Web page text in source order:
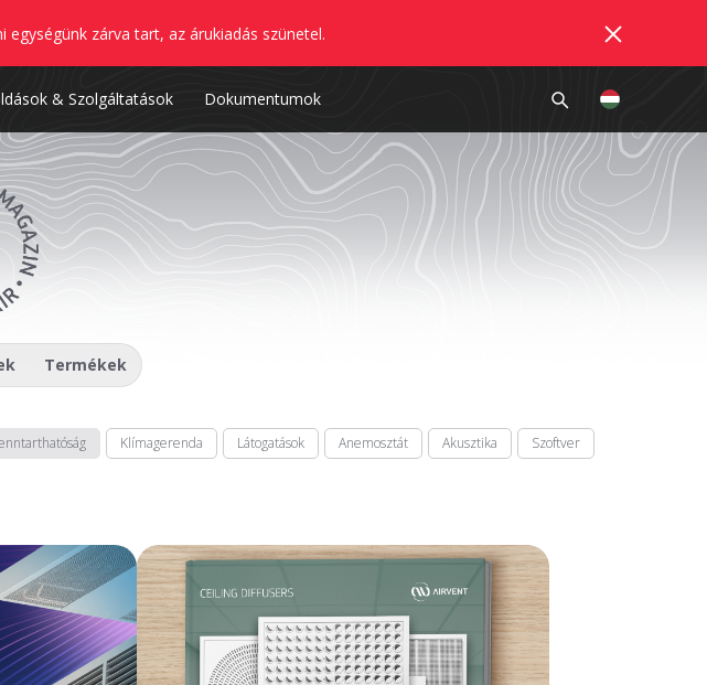
zárva tart, az árukiadás szünetel.
& Szolgáltatások Dokumentumok
Termékek
Klímagerenda Látogatások Anemosztát Akusztika
Szoftver